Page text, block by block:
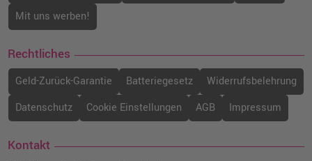
Mit uns werben!
Rechtliches
Geld-Zurück-Garantie Batteriegesetz
Widerrufsbelehrung
Datenschutz
Cookie Einstellungen AGB Impressum
Kontakt